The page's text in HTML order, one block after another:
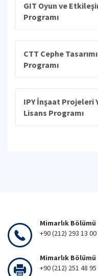
GIT Oyun ve
Programı
CTT Cephe
Programı
IPY İnşaat Projeleri
Lisans Programı
Mimarlık
+90 (212) 293 13 00
Mimarlık Bölümü
+90 (212) 251 48 95